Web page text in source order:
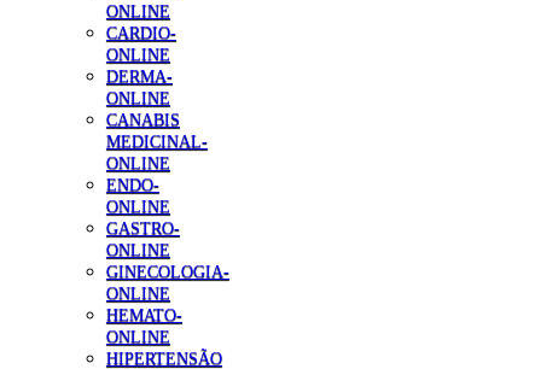
ONLINE
CARDIO-
ONLINE
DERMA-
ONLINE
CANABIS
MEDICINAL-
ONLINE
ENDO-
ONLINE
GASTRO-
ONLINE
GINECOLOGIA-
ONLINE
HEMATO-
ONLINE
HIPERTENSÃO